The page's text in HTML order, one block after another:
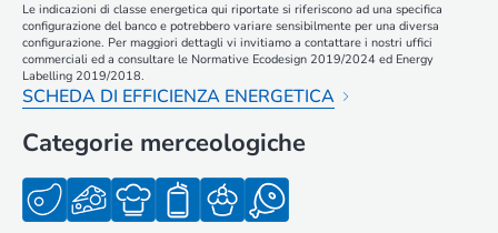
Le indicazioni di classe energetica qui riportate si riferiscono ad una specifica
configurazione del banco e potrebbero variare sensibilmente per una diversa
configurazione. Per maggiori dettagli vi invitiamo a contattare i nostri uffici
commerciali ed a consultare le Normative Ecodesign 2019/2024 ed Energy
Labelling 2019/2018.
SCHEDA DI EFFICIENZA ENERGETICA
Categorie merceologiche